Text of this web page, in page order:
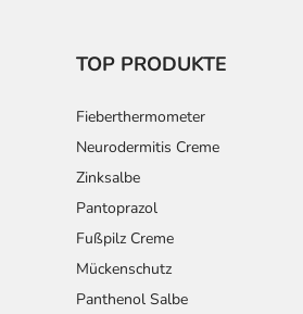
TOP PRODUKTE
Fieberthermometer
Neurodermitis Creme
Zinksalbe
Pantoprazol
Fußpilz Creme
Mückenschutz
Panthenol Salbe